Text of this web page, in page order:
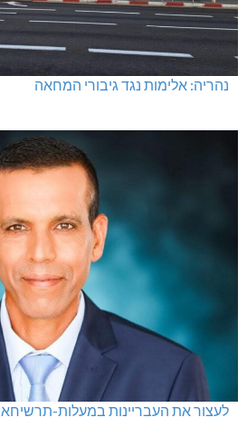
נהריה: אלימות נגד גיבורי המחאה
לעצור את העבריינות במעלות-תרשיחא